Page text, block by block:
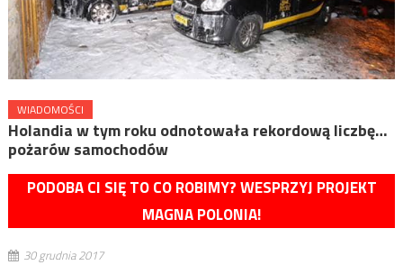
WIADOMOŚCI
Holandia w tym roku odnotowała rekordową liczbę…
pożarów samochodów
PODOBA CI SIĘ TO CO ROBIMY? WESPRZYJ PROJEKT
MAGNA POLONIA!
30 grudnia 2017